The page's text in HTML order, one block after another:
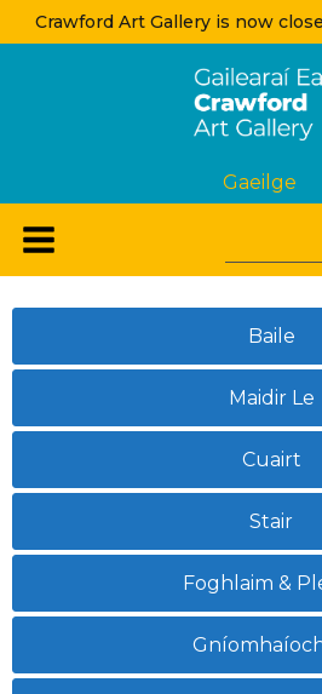
Crawford Art Gallery is now
Gaeilge
Baile
Maidir Le
Cuairt
Stair
Foghlaim &